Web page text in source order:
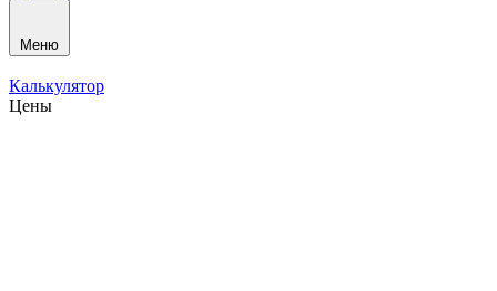
Меню
Калькулятор
Цены